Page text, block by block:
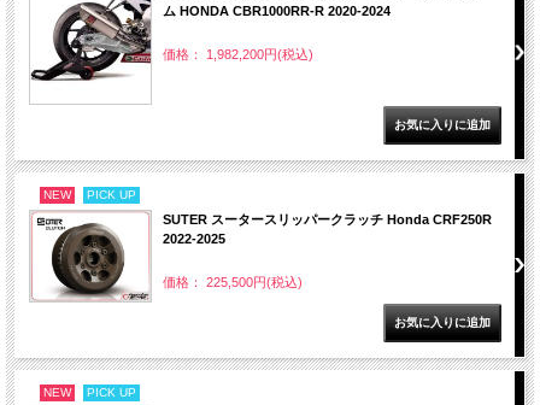
ム HONDA CBR1000RR-R 2020-2024
価格： 1,982,200円(税込)
NEW PICK UP
SUTER スータースリッパークラッチ Honda CRF250R
2022-2025
価格： 225,500円(税込)
NEW PICK UP